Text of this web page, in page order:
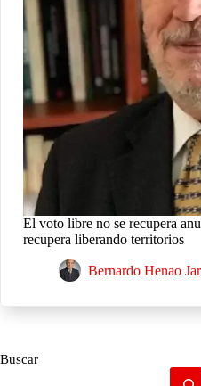
El voto libre no se recupera
recupera liberando territorios
Bernardo Henao
Buscar